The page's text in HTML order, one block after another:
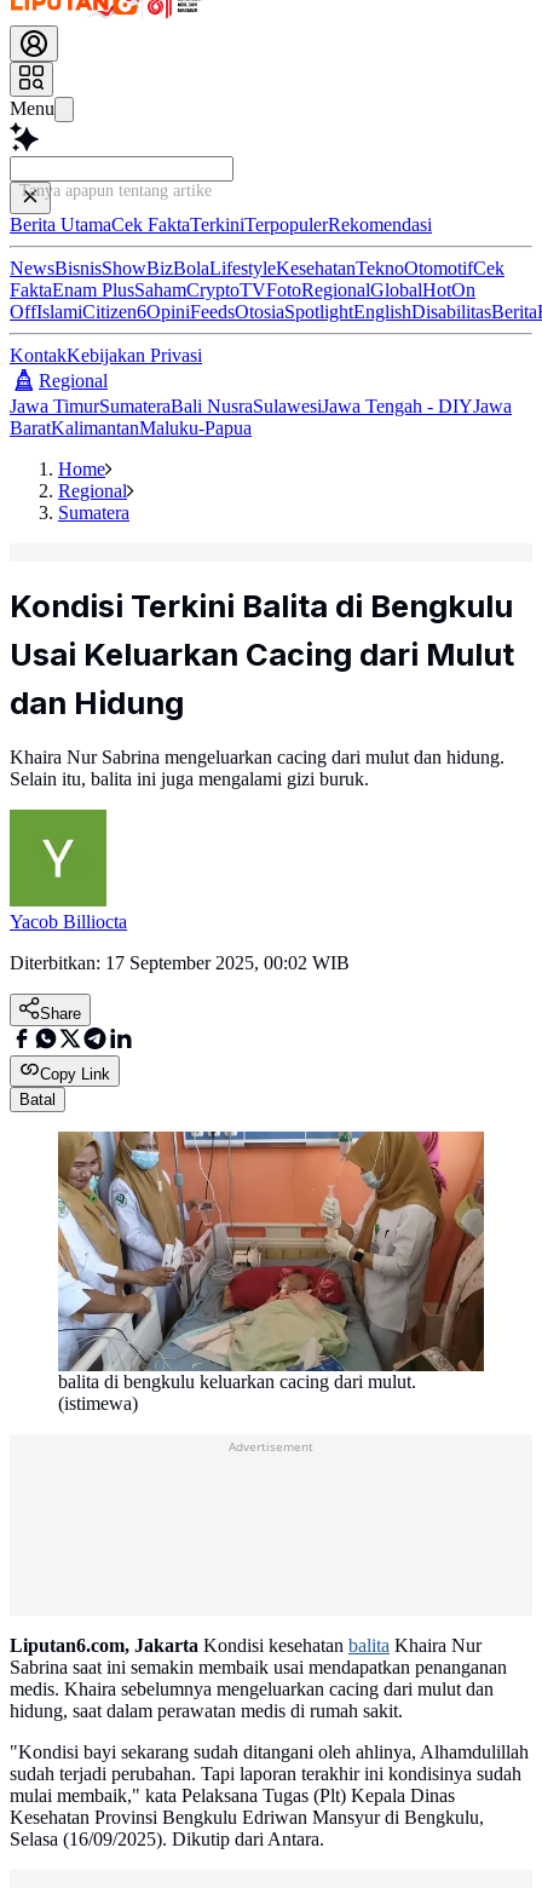
Menu
Tanya apapun tentang artikel ini...
Berita UtamaCek FaktaTerkiniTerpopulerRekomendasi
NewsBisnisShowBizBolaLifestyleKesehatanTeknoOtomotifCek
FaktaEnam PlusSahamCryptoTVFotoRegionalGlobalHotOn
OffIslamiCitizen6OpiniFeedsOtosiaSpotlightEnglishDisabilitasBerita
KontakKebijakan Privasi
Regional
Jawa TimurSumateraBali NusraSulawesiJawa Tengah - DIYJawa
BaratKalimantanMaluku-Papua
Home
Regional
Sumatera
Kondisi Terkini Balita di Bengkulu
Usai Keluarkan Cacing dari Mulut
dan Hidung
Khaira Nur Sabrina mengeluarkan cacing dari mulut dan hidung.
Selain itu, balita ini juga mengalami gizi buruk.
Yacob Billiocta
Diterbitkan: 17 September 2025, 00:02 WIB
Share
Copy Link
Batal
balita di bengkulu keluarkan cacing dari mulut.
(istimewa)
Advertisement
Liputan6.com, Jakarta Kondisi kesehatan balita Khaira Nur
Sabrina saat ini semakin membaik usai mendapatkan penanganan
medis. Khaira sebelumnya mengeluarkan cacing dari mulut dan
hidung, saat dalam perawatan medis di rumah sakit.
"Kondisi bayi sekarang sudah ditangani oleh ahlinya, Alhamdulillah
sudah terjadi perubahan. Tapi laporan terakhir ini kondisinya sudah
mulai membaik," kata Pelaksana Tugas (Plt) Kepala Dinas
Kesehatan Provinsi Bengkulu Edriwan Mansyur di Bengkulu,
Selasa (16/09/2025). Dikutip dari Antara.